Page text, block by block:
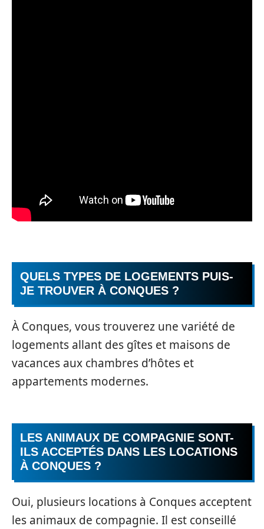
QUELS TYPES DE LOGEMENTS PUIS-
JE TROUVER À CONQUES ?
À Conques, vous trouverez une variété de
logements allant des gîtes et maisons de
vacances aux chambres d’hôtes et
appartements modernes.
LES ANIMAUX DE COMPAGNIE SONT-
ILS ACCEPTÉS DANS LES LOCATIONS
À CONQUES ?
Oui, plusieurs locations à Conques acceptent
les animaux de compagnie. Il est conseillé